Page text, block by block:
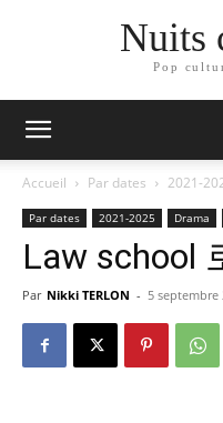
Nuits
Pop
Accueil Par dates 2021-
Par dates 2021-2025 Drama
Law school
Par Nikki TERLON - 5 septembre